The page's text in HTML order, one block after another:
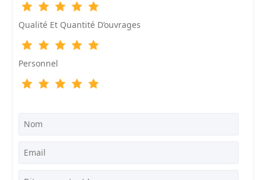
Qualité Et Quantité D’ouvrages
Personnel